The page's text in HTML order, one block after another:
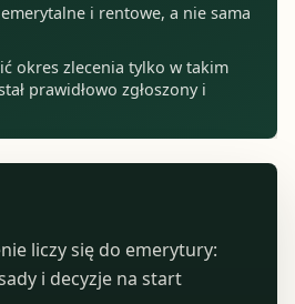
i rentowe, a nie sama
okres zlecenia tylko w takim
prawidłowo zgłoszony i
liczy się do emerytury:
i decyzje na start